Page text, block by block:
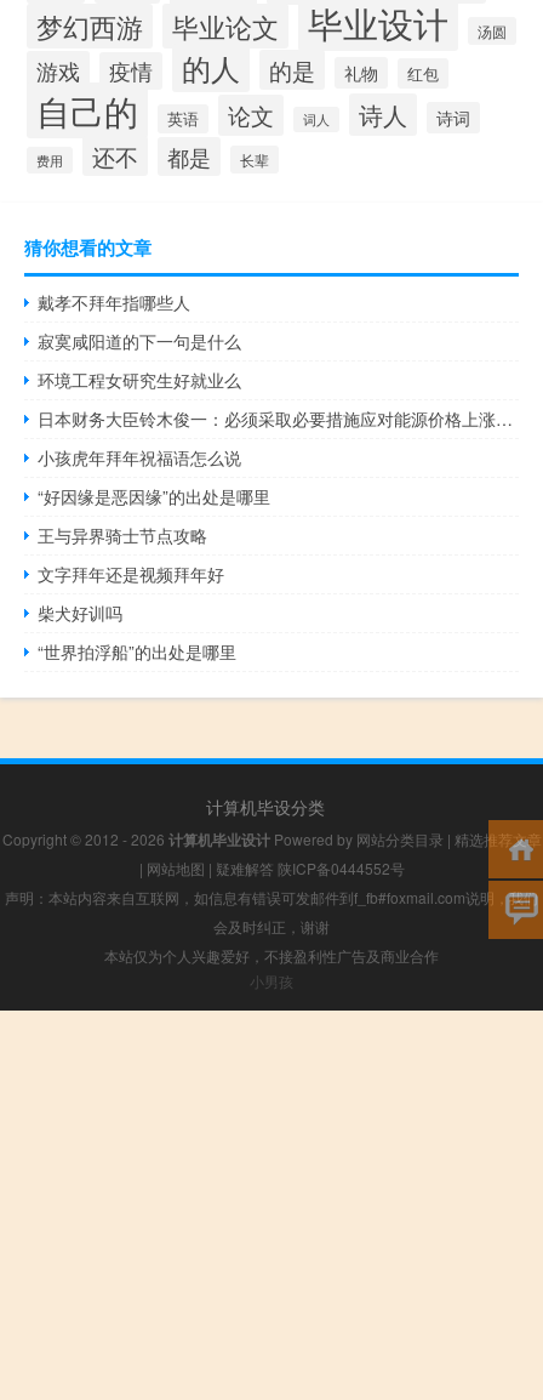
梦幻西游 毕业论文 毕业设计 汤圆
游戏 疫情 的人 的是 礼物 红包
自己的 英语 论文 词人 诗人 诗词
费用 还不 都是 长辈
猜你想看的文章
戴孝不拜年指哪些人
寂寞咸阳道的下一句是什么
环境工程女研究生好就业么
日本财务大臣铃木俊一：必须采取必要措施应对能源价格上涨外汇市场的突然波动是不可取的外汇汇率应由市场决定
小孩虎年拜年祝福语怎么说
“好因缘是恶因缘”的出处是哪里
王与异界骑士节点攻略
文字拜年还是视频拜年好
柴犬好训吗
“世界拍浮船”的出处是哪里
计算机毕设分类
Copyright © 2012 - 2026 计算机毕业设计Powered by 网站分类目录 | 精选推荐文章
| 网站地图 | 疑难解答 陕ICP备0444552号
声明：本站内容来自互联网，如信息有错误可发邮件到f_fb#foxmail.com说明，我们
会及时纠正，谢谢
本站仅为个人兴趣爱好，不接盈利性广告及商业合作
小男孩